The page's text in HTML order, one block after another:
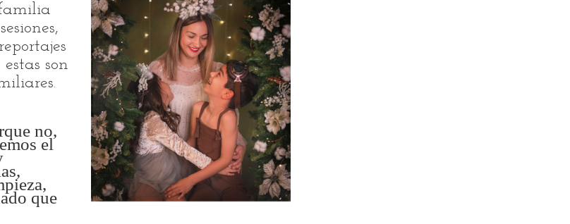
son
no,
el
que